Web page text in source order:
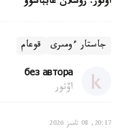
جاستار ءومىرى قوعام
без автора
اۆتور
20:17, 08 تامىز 2026